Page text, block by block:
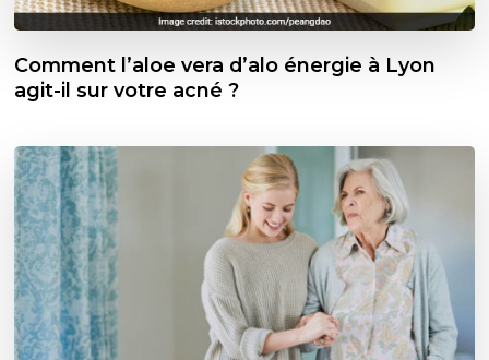
Comment l’aloe vera d’alo énergie à Lyon
agit-il sur votre acné ?